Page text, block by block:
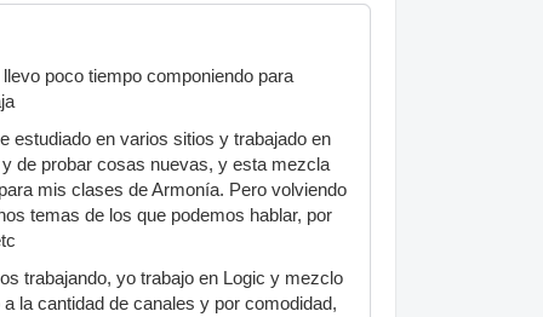
poco tiempo componiendo para
estudiado en varios sitios y trabajado en
de probar cosas nuevas, y esta mezcla
mis clases de Armonía. Pero volviendo
temas de los que podemos hablar, por
trabajando, yo trabajo en Logic y mezclo
la cantidad de canales y por comodidad,